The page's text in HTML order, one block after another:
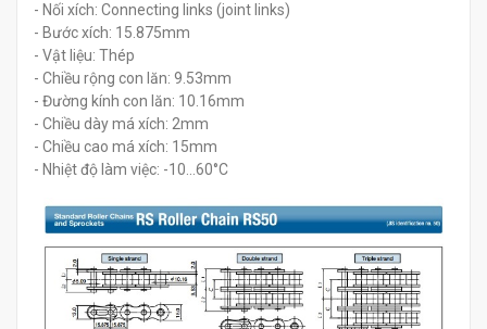
- Nối xích: Connecting links (joint links)
- Bước xích: 15.875mm
- Vật liệu: Thép
- Chiều rộng con lăn: 9.53mm
- Đường kính con lăn: 10.16mm
- Chiều dày má xích: 2mm
- Chiều cao má xích: 15mm
- Nhiệt độ làm việc: -10...60°C